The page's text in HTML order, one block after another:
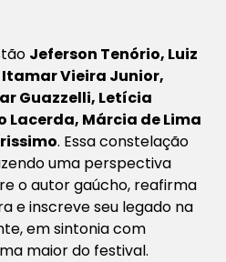
Jeferson Tenório, Luiz
Vieira Junior,
Guazzelli, Letícia
Lacerda, Márcia de Lima
. Essa constelação
uma perspectiva
o autor gaúcho, reafirma
e inscreve seu legado na
em sintonia com
maior do festival.